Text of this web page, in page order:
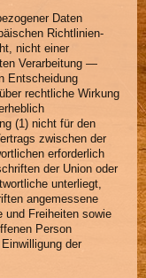
Daten
Richtlinien-
nicht einer
Verarbeitung —
Entscheidung
rechtliche Wirkung
(1) nicht für den
zwischen der
erforderlich
der Union oder
unterliegt,
angemessene
und Freiheiten sowie
Person
der